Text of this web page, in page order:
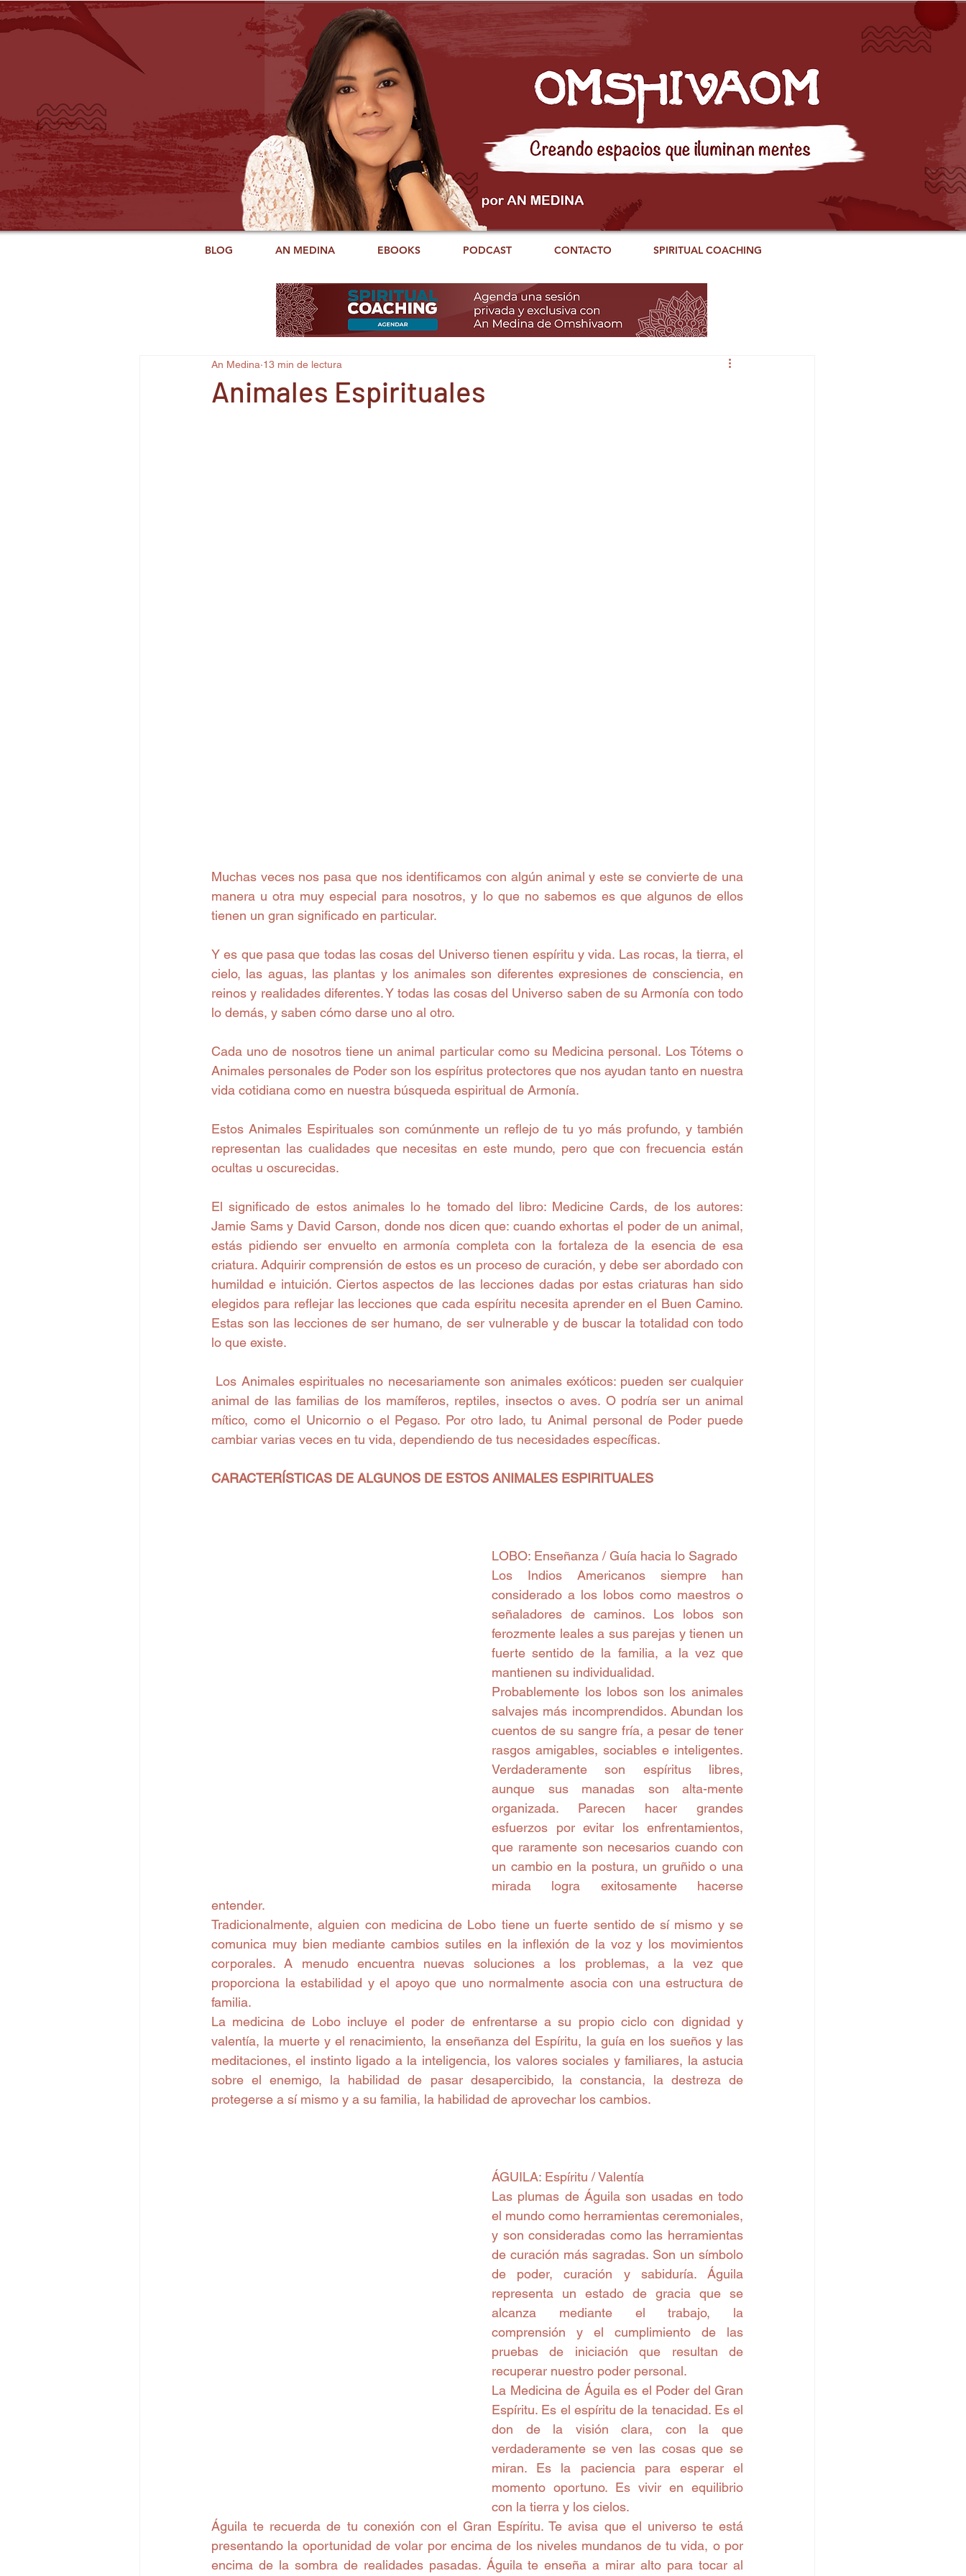
BLOG AN MEDINA EBOOKS PODCAST CONTACTO SPIRITUAL COACHING
Animales Espirituales
An Medina 13 min de lectura
Muchas veces nos pasa que nos identificamos con algún animal y este se convierte de una
manera u otra muy especial para nosotros, y lo que no sabemos es que algunos de ellos
tienen un gran significado en particular.
Y es que pasa que todas las cosas del Universo tienen espíritu y vida. Las rocas, la tierra, el
cielo, las aguas, las plantas y los animales son diferentes expresiones de consciencia, en
reinos y realidades diferentes. Y todas las cosas del Universo saben de su Armonía con todo
lo demás, y saben cómo darse uno al otro.
Cada uno de nosotros tiene un animal particular como su Medicina personal. Los Tótems o
Animales personales de Poder son los espíritus protectores que nos ayudan tanto en nuestra
vida cotidiana como en nuestra búsqueda espiritual de Armonía.
Estos Animales Espirituales son comúnmente un reflejo de tu yo más profundo, y también
representan las cualidades que necesitas en este mundo, pero que con frecuencia están
ocultas u oscurecidas.
El significado de estos animales lo he tomado del libro: Medicine Cards, de los autores:
Jamie Sams y David Carson, donde nos dicen que: cuando exhortas el poder de un animal,
estás pidiendo ser envuelto en armonía completa con la fortaleza de la esencia de esa
criatura. Adquirir comprensión de estos es un proceso de curación, y debe ser abordado con
humildad e intuición. Ciertos aspectos de las lecciones dadas por estas criaturas han sido
elegidos para reflejar las lecciones que cada espíritu necesita aprender en el Buen Camino.
Estas son las lecciones de ser humano, de ser vulnerable y de buscar la totalidad con todo
lo que existe.
animal de las familias de los mamíferos, reptiles, insectos o aves. O podría ser un animal
mítico, como el Unicornio o el Pegaso. Por otro lado, tu Animal personal de Poder puede
cambiar varias veces en tu vida, dependiendo de tus necesidades específicas.
CARACTERÍSTICAS DE ALGUNOS DE ESTOS ANIMALES ESPIRITUALES
LOBO: Enseñanza / Guía hacia lo Sagrado
Los Indios Americanos siempre han
considerado a los lobos como maestros o
señaladores de caminos. Los lobos son
ferozmente leales a sus parejas y tienen un
fuerte sentido de la familia, a la vez que
mantienen su individualidad.
Probablemente los lobos son los animales
salvajes más incomprendidos. Abundan los
cuentos de su sangre fría, a pesar de tener
rasgos amigables, sociables e inteligentes.
Verdaderamente son espíritus libres,
aunque sus manadas son alta-mente
organizada. Parecen hacer grandes
esfuerzos por evitar los enfrentamientos,
que raramente son necesarios cuando con
un cambio en la postura, un gruñido o una
mirada logra exitosamente hacerse
entender.
Tradicionalmente, alguien con medicina de Lobo tiene un fuerte sentido de sí mismo y se
comunica muy bien mediante cambios sutiles en la inflexión de la voz y los movimientos
corporales. A menudo encuentra nuevas soluciones a los problemas, a la vez que
proporciona la estabilidad y el apoyo que uno normalmente asocia con una estructura de
familia.
La medicina de Lobo incluye el poder de enfrentarse a su propio ciclo con dignidad y
valentía, la muerte y el renacimiento, la enseñanza del Espíritu, la guía en los sueños y las
meditaciones, el instinto ligado a la inteligencia, los valores sociales y familiares, la astucia
sobre el enemigo, la habilidad de pasar desapercibido, la constancia, la destreza de
protegerse a sí mismo y a su familia, la habilidad de aprovechar los cambios.
ÁGUILA: Espíritu / Valentía
Las plumas de Águila son usadas en todo
el mundo como herramientas ceremoniales,
y son consideradas como las herramientas
de curación más sagradas. Son un símbolo
de poder, curación y sabiduría. Águila
representa un estado de gracia que se
alcanza mediante el trabajo, la
comprensión y el cumplimiento de las
pruebas de iniciación que resultan de
recuperar nuestro poder personal.
La Medicina de Águila es el Poder del Gran
Espíritu. Es el espíritu de la tenacidad. Es el
don de la visión clara, con la que
verdaderamente se ven las cosas que se
miran. Es la paciencia para esperar el
momento oportuno. Es vivir en equilibrio
con la tierra y los cielos.
Águila te recuerda de tu conexión con el Gran Espíritu. Te avisa que el universo te está
presentando la oportunidad de volar por encima de los niveles mundanos de tu vida, o por
encima de la sombra de realidades pasadas. Águila te enseña a mirar alto para tocar al